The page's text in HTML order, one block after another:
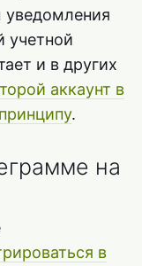
уведомления
учетной
и в других
аккаунт в
.
на
в